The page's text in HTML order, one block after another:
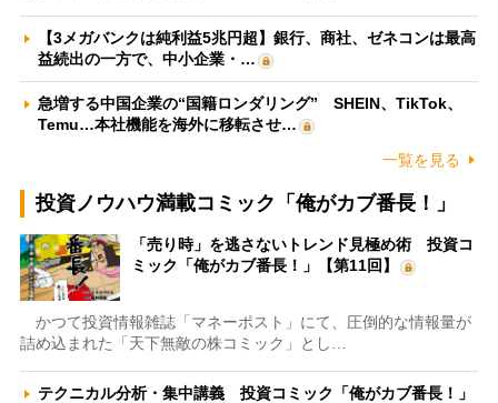
【3メガバンクは純利益5兆円超】銀行、商社、ゼネコンは最高
益続出の一方で、中小企業・…
急増する中国企業の“国籍ロンダリング” SHEIN、TikTok、
Temu…本社機能を海外に移転させ…
一覧を見る
投資ノウハウ満載コミック「俺がカブ番長！」
「売り時」を逃さないトレンド見極め術 投資コ
ミック「俺がカブ番長！」【第11回】
かつて投資情報雑誌「マネーポスト」にて、圧倒的な情報量が
詰め込まれた「天下無敵の株コミック」とし…
テクニカル分析・集中講義 投資コミック「俺がカブ番長！」